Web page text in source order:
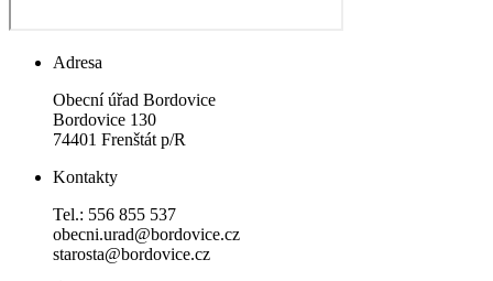
Adresa
Obecní úřad Bordovice
Bordovice 130
74401 Frenštát p/R
Kontakty
Tel.: 556 855 537
obecni.urad@bordovice.cz
starosta@bordovice.cz